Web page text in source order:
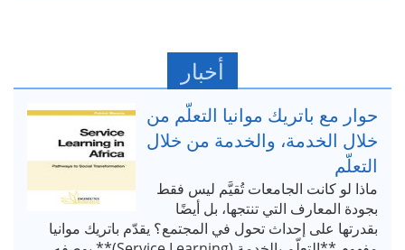
أخبار
حوار مع باتريك موانيا التعلّم من
خلال الخدمة، والخدمة من خلال
التعلّم
ماذا لو كانت الجامعات تُقيَّم ليس فقط
بجودة المعارف التي تنتجها، بل أيضًا
بقدرتها على إحداث تحول في المجتمع؟ يقدّم باتريك موانيا